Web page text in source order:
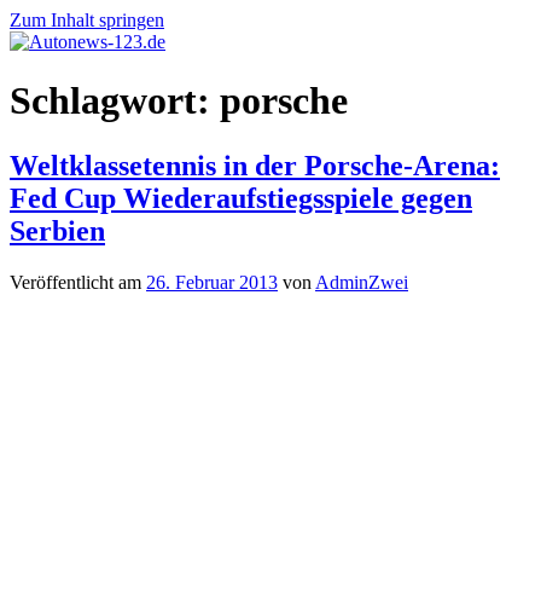
Zum Inhalt springen
Autonews-
123.de
Autonews
mit
Schlagwort: porsche
Weltklassetennis in der Porsche-Arena:
Fed Cup Wiederaufstiegsspiele gegen
Serbien
Veröffentlicht am 26. Februar 2013 von AdminZwei